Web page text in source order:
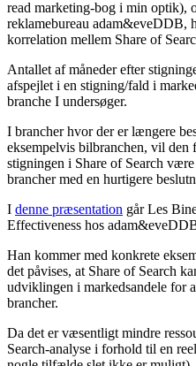
read marketing-bog i min optik),
reklamebureau adam&eveDDB,
korrelation mellem Share of
Antallet af måneder efter
afspejlet i en stigning/fald i
branche I undersøger.
I brancher hvor der er længere
eksempelvis bilbranchen, vil den
stigningen i Share of Search
brancher med en hurtigere
I denne præsentation går Les
Effectiveness hos
Han kommer med konkrete
det påvises, at Share of Search
udviklingen i markedsandele for
brancher.
Da det er væsentligt mindre
Search-analyse i forhold til en